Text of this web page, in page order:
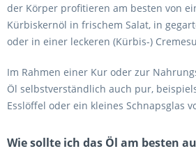
der Körper profitieren am besten von
Kürbiskernöl in frischem Salat, in
oder in einer leckeren (Kürbis-)
Im Rahmen einer Kur oder zur
Öl selbstverständlich auch pur,
Esslöffel oder ein kleines Schnapsglas
Wie sollte ich das Öl am besten